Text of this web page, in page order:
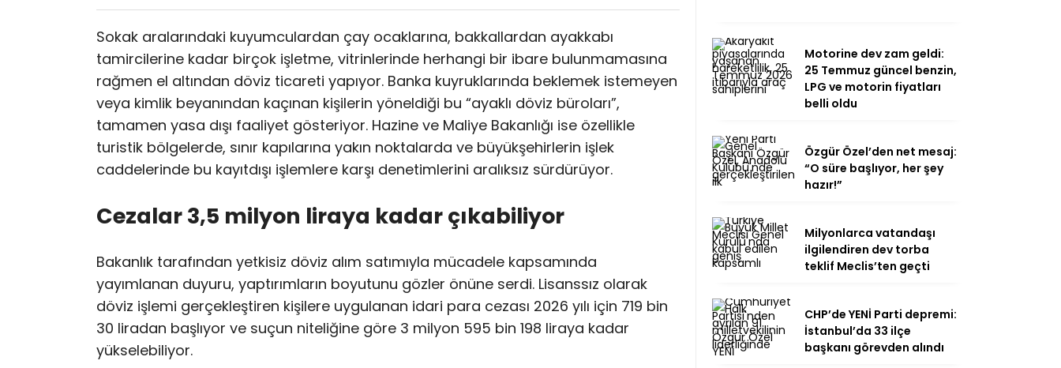
Sokak aralarındaki kuyumculardan çay ocaklarına, bakkallardan ayakkabı
tamircilerine kadar birçok işletme, vitrinlerinde herhangi bir ibare bulunmamasına
rağmen el altından döviz ticareti yapıyor. Banka kuyruklarında beklemek istemeyen
veya kimlik beyanından kaçınan kişilerin yöneldiği bu “ayaklı döviz büroları”,
tamamen yasa dışı faaliyet gösteriyor. Hazine ve Maliye Bakanlığı ise özellikle
turistik bölgelerde, sınır kapılarına yakın noktalarda ve büyükşehirlerin işlek
caddelerinde bu kayıtdışı işlemlere karşı denetimlerini aralıksız sürdürüyor.
Cezalar 3,5 milyon liraya kadar çıkabiliyor
Bakanlık tarafından yetkisiz döviz alım satımıyla mücadele kapsamında
yayımlanan duyuru, yaptırımların boyutunu gözler önüne serdi. Lisanssız olarak
döviz işlemi gerçekleştiren kişilere uygulanan idari para cezası 2026 yılı için 719 bin
30 liradan başlıyor ve suçun niteliğine göre 3 milyon 595 bin 198 liraya kadar
yükselebiliyor.
Motorine dev zam geldi:
25 Temmuz güncel benzin,
LPG ve motorin fiyatları
belli oldu
Özgür Özel’den net mesaj:
“O süre başlıyor, her şey
hazır!”
Milyonlarca vatandaşı
ilgilendiren dev torba
teklif Meclis’ten geçti
CHP’de YENİ Parti depremi:
İstanbul’da 33 ilçe
başkanı görevden alındı